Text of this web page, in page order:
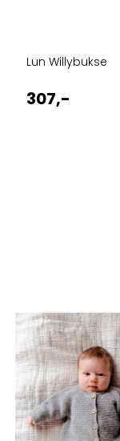
Lun Willybukse
307,-